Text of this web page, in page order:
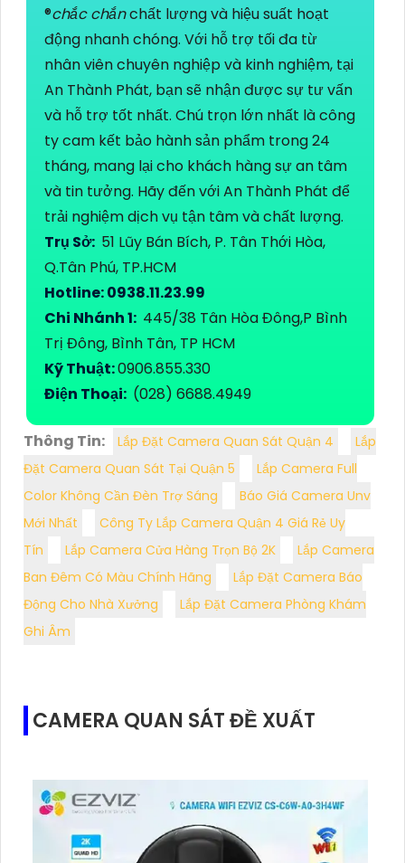
®️chắc chắnchất lượng và hiệu suất hoạt
động nhanh chóng. Với hỗ trợ tối đa từ
nhân viên chuyên nghiệp và kinh nghiệm, tại
An Thành Phát, bạn sẽ nhận được sự tư vấn
và hỗ trợ tốt nhất. Chú trọn lớn nhất là công
ty cam kết bảo hành sản phẩm trong 24
tháng, mang lại cho khách hàng sự an tâm
và tin tưởng. Hãy đến với An Thành Phát để
trải nghiệm dịch vụ tận tâm và chất lượng.
Trụ Sở: 51 Lũy Bán Bích, P. Tân Thới Hòa,
Q.Tân Phú, TP.HCM
Hotline: 0938.11.23.99
Chi Nhánh 1: 445/38 Tân Hòa Đông,P Bình
Trị Đông, Bình Tân, TP HCM
Kỹ Thuật:0906.855.330
Điện Thoại: (028) 6688.4949
Thông Tin: Lắp Đặt Camera Quan Sát Quận 4
Lắp
Đặt Camera Quan Sát Tại Quận 5
Lắp Camera Full
Color Không Cần Đèn Trợ Sáng
Báo Giá Camera Unv
Mới Nhất
Công Ty Lắp Camera Quận 4 Giá Rẻ Uy
Tín
Lắp Camera Cửa Hàng Trọn Bộ 2K
Lắp Camera
Ban Đêm Có Màu Chính Hãng
Lắp Đặt Camera Báo
Động Cho Nhà Xưởng
Lắp Đặt Camera Phòng Khám
Ghi Âm
CAMERA QUAN SÁT ĐỀ XUẤT